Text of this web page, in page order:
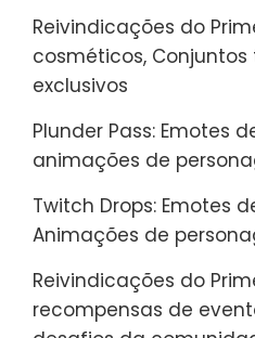
Reivindicações do
cosméticos,
exclusivos
Plunder Pass: Emotes
animações de
Twitch Drops: Emotes
Animações de
Reivindicações do
recompensas de